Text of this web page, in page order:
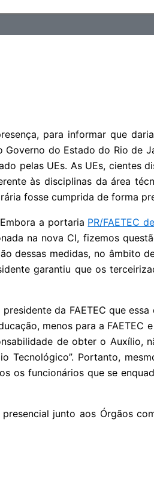
para informar que
do Estado do Rio de
pelas UEs. As UEs, cientes
às disciplinas da área
fosse cumprida de forma
a portaria PR/FAETEC
na nova CI, fizemos
dessas medidas, no âmbito
garantiu que os
da FAETEC que
menos para a FAETEC
de obter o Auxílio,
Portanto,
os funcionários que se
junto aos Órgãos